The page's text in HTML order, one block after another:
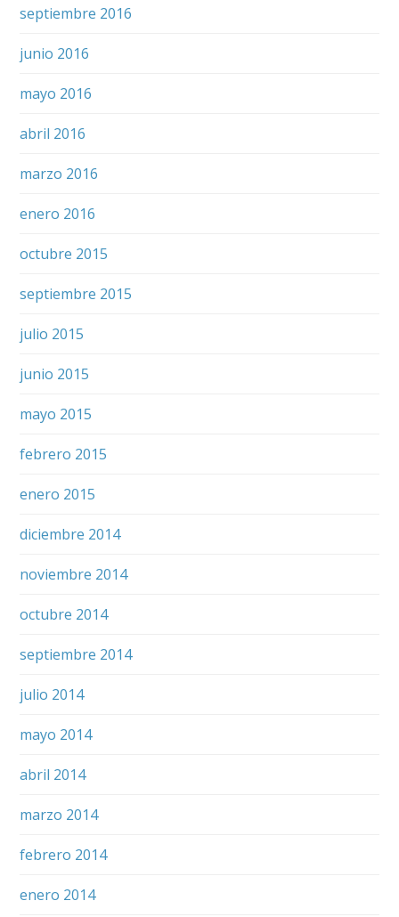
septiembre 2016
junio 2016
mayo 2016
abril 2016
marzo 2016
enero 2016
octubre 2015
septiembre 2015
julio 2015
junio 2015
mayo 2015
febrero 2015
enero 2015
diciembre 2014
noviembre 2014
octubre 2014
septiembre 2014
julio 2014
mayo 2014
abril 2014
marzo 2014
febrero 2014
enero 2014